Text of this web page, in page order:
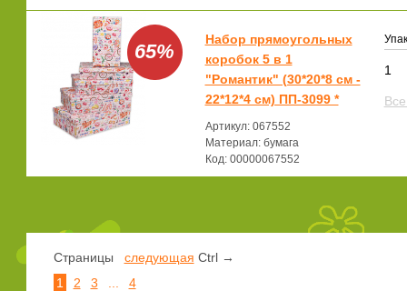
65%
Набор прямоугольных
коробок 5 в 1
"Романтик" (30*20*8 cм -
22*12*4 см) ПП-3099 *
Артикул: 067552
Материал: бумага
Код: 00000067552
1
Страницы следующая Ctrl →
1
2 3 4